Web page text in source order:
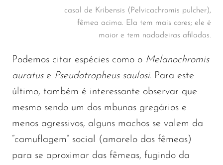
casal de Kribensis (Pelvicachromis pulcher),
fêmea acima. Ela tem mais cores; ele é
maior e tem nadadeiras afiladas.
Podemos citar espécies como o Melanochromis
auratuse Pseudotropheus saulosi. Para este
último, também é interessante observar que
mesmo sendo um dos mbunas gregários e
menos agressivos, alguns machos se valem da
“camuflagem” social (amarelo das fêmeas)
para se aproximar das fêmeas, fugindo da